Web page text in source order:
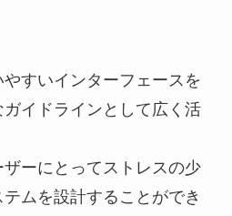
すいインターフェースを
イドラインとして広く活
ーにとってストレスの少
ムを設計することができ